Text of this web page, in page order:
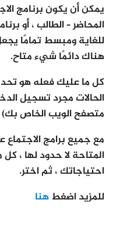
يمكن أن يكون برنامج
المحاضر – الطالب ، أو
للغاية ومبسط تمامًا
هناك دائمًا شيء متاح.
كل ما عليك فعله هو
الحالات مجرد تسجيل
متصفح الويب الخاص بك)
مع جميع برامج الاجتماع
المتاحة لا حدود لها ،
احتياجاتك ، ثم اختر.
للمزيد اضغط هنا